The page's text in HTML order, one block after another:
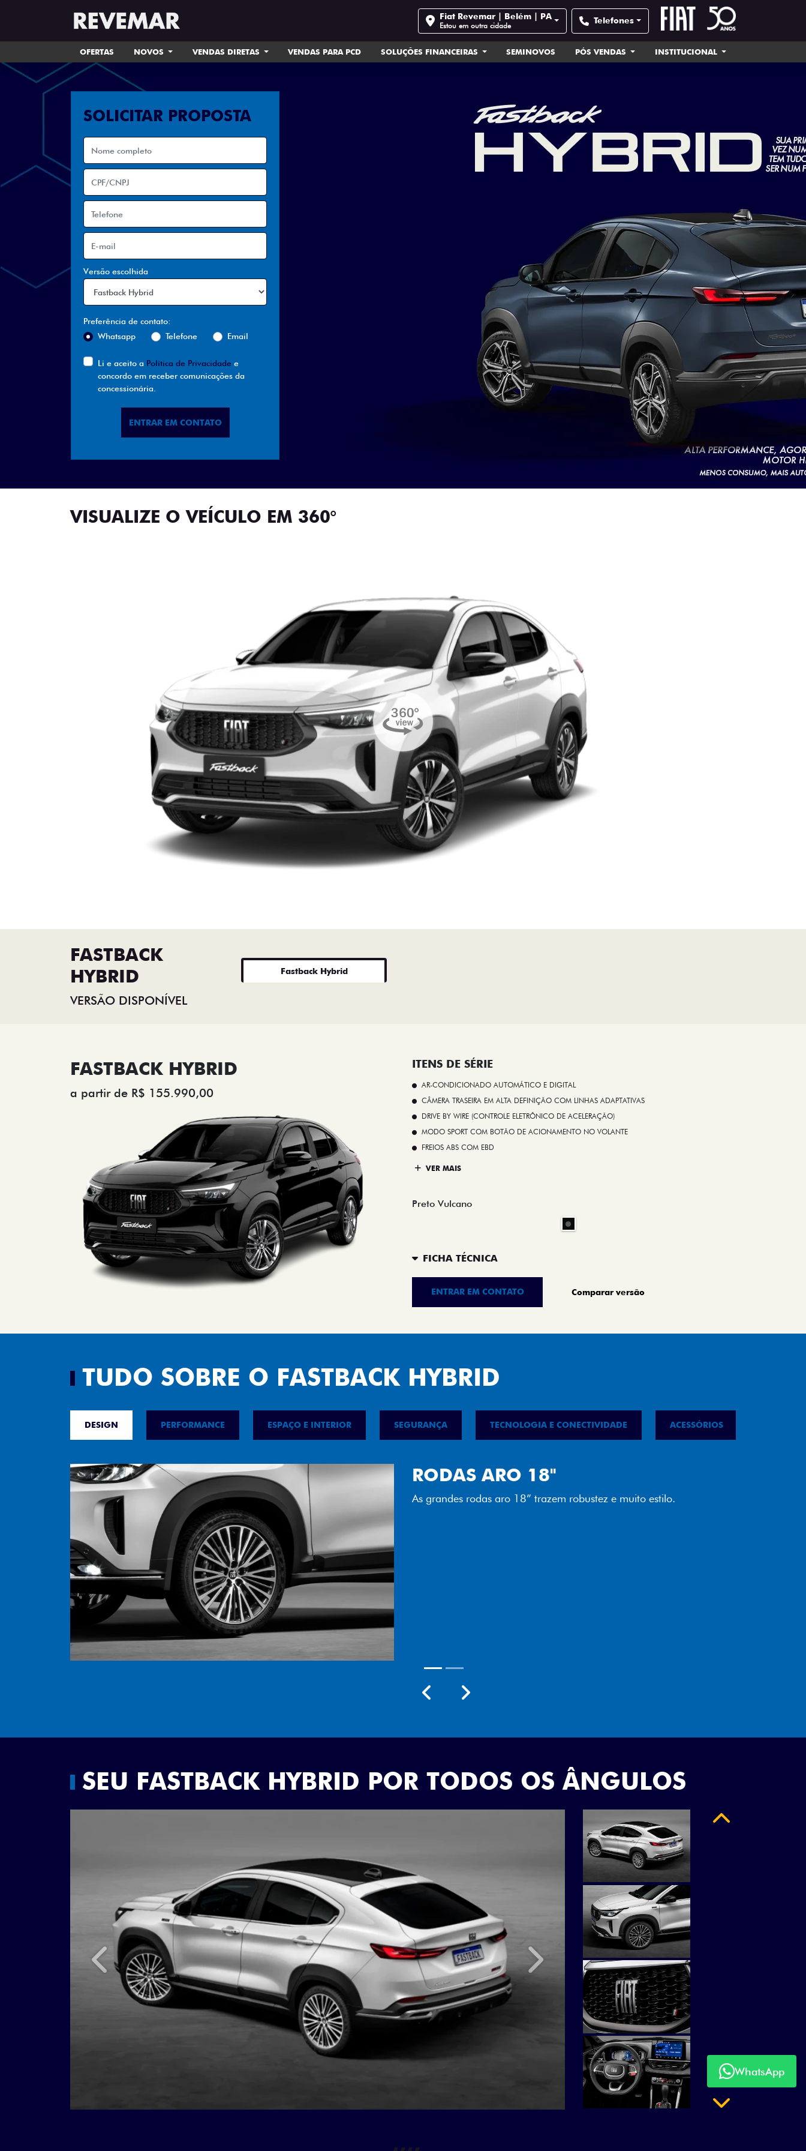
Fiat Revemar | Belém | PA
Estou em outra cidade Telefones
OFERTAS NOVOS VENDAS DIRETAS VENDAS PARA PCD SOLUÇÕES FINANCEIRAS SEMINOVOS PÓS VENDAS INSTITUCIONAL
SOLICITAR PROPOSTA
Versão escolhida
Preferência de contato:
Whatsapp
Telefone Email
Li e aceito a Política de Privacidade e
concordo em receber comunicações da
concessionária.
ENTRAR EM CONTATO
VISUALIZE O VEÍCULO EM 360°
FASTBACK
HYBRID
VERSÃO DISPONÍVEL
Fastback Hybrid
FASTBACK HYBRID
a partir de R$ 155.990,00
ITENS DE SÉRIE
AR-CONDICIONADO AUTOMÁTICO E DIGITAL
CÂMERA TRASEIRA EM ALTA DEFINIÇÃO COM LINHAS ADAPTATIVAS
DRIVE BY WIRE (CONTROLE ELETRÔNICO DE ACELERAÇÃO)
MODO SPORT COM BOTÃO DE ACIONAMENTO NO VOLANTE
FREIOS ABS COM EBD
VER MAIS
Preto Vulcano
FICHA TÉCNICA
ENTRAR EM CONTATO Comparar versão
TUDO SOBRE O FASTBACK HYBRID
DESIGN PERFORMANCE ESPAÇO E INTERIOR SEGURANÇA TECNOLOGIA E CONECTIVIDADE ACESSÓRIOS
FAROL FULL LED
Tecnologia dos faróis totalmente em LED garante melhor
SEU FASTBACK HYBRID POR TODOS OS ÂNGULOS
Anterior
Próximo
WhatsApp